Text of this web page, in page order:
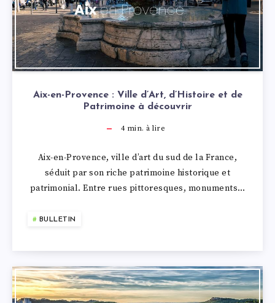
Aix-en-Provence : Ville d’Art, d’Histoire et de
Patrimoine à découvrir
4min. à lire
Aix-en-Provence, ville d’art du sud de la France,
séduit par son riche patrimoine historique et
patrimonial. Entre rues pittoresques, monuments…
BULLETIN